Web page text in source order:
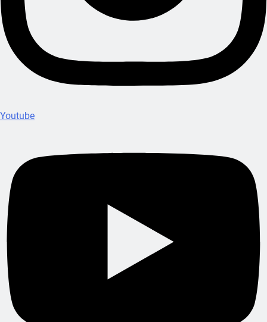
Youtube